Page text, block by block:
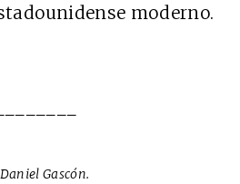
moderno.
Gascón.